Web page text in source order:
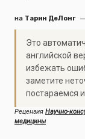
на Тарин ДеЛонг
Это
английской
избежать
заметите
постараемся
Рецензия Научно-
медицины